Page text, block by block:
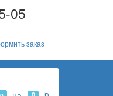
05
заказ